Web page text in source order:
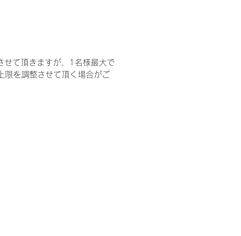
せて頂きますが、1名様最大で
限を調整させて頂く場合がご